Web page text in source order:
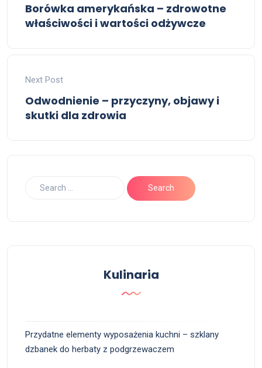
Borówka amerykańska – zdrowotne
właściwości i wartości odżywcze
Next Post
Odwodnienie – przyczyny, objawy i
skutki dla zdrowia
Kulinaria
Przydatne elementy wyposażenia kuchni – szklany
dzbanek do herbaty z podgrzewaczem